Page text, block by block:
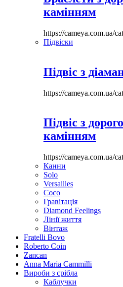
камінням
https://cameya.com.ua/
Підвіски
Підвіс з
https://cameya.com.ua/
Підвіс з
камінням
https://cameya.com.ua/
Канни
Solo
Versailles
Coco
Гравітація
Diamond Feelings
Лінії життя
Вінтаж
Fratelli Bovo
Roberto Coin
Zancan
Anna Maria Cammilli
Вироби з срібла
Каблучки